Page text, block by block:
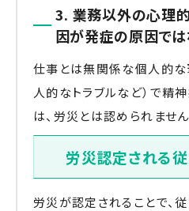
3. 業務以外の心理
因が発症の原因では
仕事とは無関係な個人的な
人的なトラブルなど）で精
は、労災とは認められません
労災認定される
労災が認定されることで、